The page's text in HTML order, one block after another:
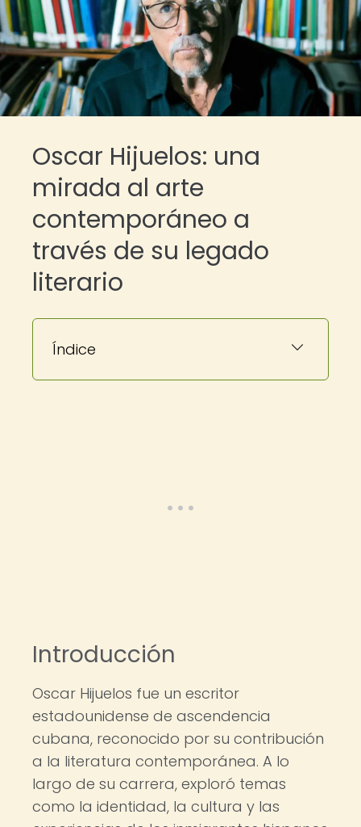
Oscar Hijuelos: una
mirada al arte
contemporáneo a
través de su legado
literario
Índice
Introducción
Oscar Hijuelos fue un escritor
estadounidense de ascendencia
cubana, reconocido por su contribución
a la literatura contemporánea. A lo
largo de su carrera, exploró temas
como la identidad, la cultura y las